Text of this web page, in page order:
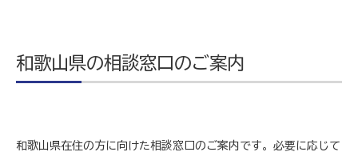
和歌山県の相談窓口のご案内
和歌山県在住の方に向けた相談窓口のご案内です。必要に応じて